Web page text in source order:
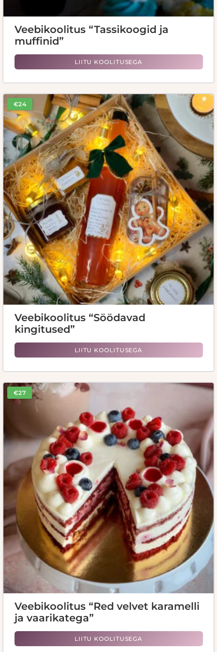
Veebikoolitus “Tassikoogid ja
muffinid”
LIITU KOOLITUSEGA
€24
Veebikoolitus “Söödavad
kingitused”
LIITU KOOLITUSEGA
€27
Veebikoolitus “Red velvet karamelli
ja vaarikatega”
LIITU KOOLITUSEGA